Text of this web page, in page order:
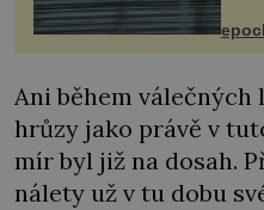
Ani během
hrůzy jako právě v
mír byl již na dosah.
nálety už v tu dobu